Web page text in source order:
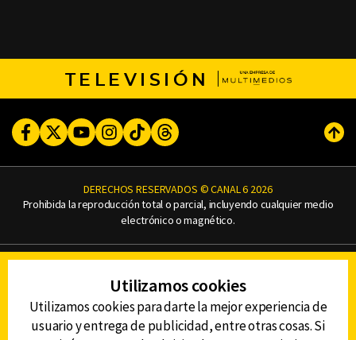
TELEVISIÓN
FacebookTwitterYoutubeInstagram
TikTokThreads
DERECHOS RESERVADOS © CANAL 6 2026
Prohibida la reproducción total o parcial, incluyendo cualquier medio
electrónico o magnético.
AVISO DE PRIVACIDAD
AVISO LEGAL
DEFENSORÍA DE LAS AUDIENCIAS
Utilizamos cookies
Utilizamos cookies para darte la mejor experiencia de
usuario y entrega de publicidad, entre otras cosas. Si